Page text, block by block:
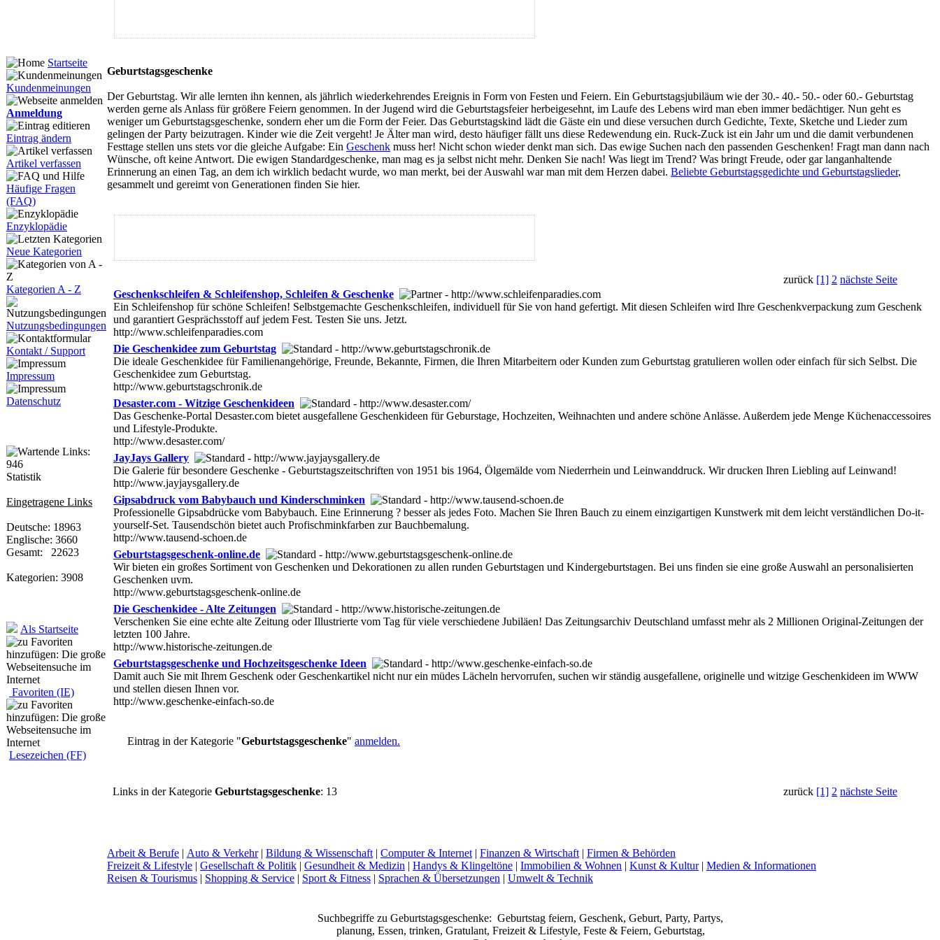
Startseite
Kundenmeinungen
Anmeldung
Eintrag ändern
Artikel verfassen
Häufige Fragen
(FAQ)
Enzyklopädie
Neue Kategorien
Kategorien A - Z
Nutzungsbedingungen
Kontakt / Support
Impressum
Datenschutz
Statistik
Eingetragene Links
Deutsche: 18963
Englische: 3660
Gesamt: 22623
Kategorien: 3908
Als Startseite
Favoriten (IE)
Lesezeichen (FF)
Geburtstagsgeschenke
Der Geburtstag. Wir alle lernten ihn kennen, als jährlich wiederkehrendes Ereignis in Form von Festen und Feiern. Ein Geburtstagsjubiläum wie der 30.- 40.- 50.- oder 60.- Geburtstag
werden gerne als Anlass für größere Feiern genommen. In der Jugend wird die Geburtstagsfeier herbeigesehnt, im Laufe des Lebens wird man eben immer bedächtiger. Nun geht es
weniger um Geburtstagsgeschenke, sondern eher um die Form der Feier. Das Geburtstagskind lädt die Gäste ein und diese versuchen durch Gedichte, Texte, Sketche und Lieder zum
gelingen der Party beizutragen. Kinder wie die Zeit vergeht! Je Älter man wird, desto häufiger fällt uns diese Redewendung ein. Ruck-Zuck ist ein Jahr um und die damit verbundenen
Festtage stellen uns stets vor die gleiche Aufgabe: Ein Geschenk muss her! Nicht schon wieder denkt man sich. Das ewige Suchen nach den passenden Geschenken! Fragt man dann nach
Wünsche, oft keine Antwort. Die ewigen Standardgeschenke, man mag es ja selbst nicht mehr. Denken Sie nach! Was liegt im Trend? Was bringt Freude, oder gar langanhaltende
Erinnerung an einen Tag, an dem ich wirklich bedacht wurde, wo man merkt, bei der Auswahl war man mit dem Herzen dabei. Beliebte Geburtstagsgedichte und Geburtstagslieder,
gesammelt und gereimt von Generationen finden Sie hier.
zurück [1] 2 nächste Seite
Geschenkschleifen & Schleifenshop, Schleifen & Geschenke
Ein Schleifenshop für schöne Schleifen! Selbstgemachte Geschenkschleifen, individuell für Sie von hand gefertigt. Mit diesen Schleifen wird Ihre Geschenkverpackung zum Geschenk
und garantiert Gesprächsstoff auf jedem Fest. Testen Sie uns. Jetzt.
http://www.schleifenparadies.com
Die Geschenkidee zum Geburtstag
Die ideale Geschenkidee für Familienangehörige, Freunde, Bekannte, Firmen, die Ihren Mitarbeitern oder Kunden zum Geburtstag gratulieren wollen oder einfach für sich Selbst. Die
Geschenkidee zum Geburtstag.
http://www.geburtstagschronik.de
Desaster.com - Witzige Geschenkideen
Das Geschenke-Portal Desaster.com bietet ausgefallene Geschenkideen für Geburstage, Hochzeiten, Weihnachten und andere schöne Anlässe. Außerdem jede Menge Küchenaccessoires
und Lifestyle-Produkte.
http://www.desaster.com/
JayJays Gallery
Die Galerie für besondere Geschenke - Geburtstagszeitschriften von 1951 bis 1964, Ölgemälde vom Niederrhein und Leinwanddruck. Wir drucken Ihren Liebling auf Leinwand!
http://www.jayjaysgallery.de
Gipsabdruck vom Babybauch und Kinderschminken
Professionelle Gipsabdrücke vom Babybauch. Eine Erinnerung ? besser als jedes Foto. Machen Sie Ihren Bauch zu einem einzigartigen Kunstwerk mit dem leicht verständlichen Do-it-
yourself-Set. Tausendschön bietet auch Profischminkfarben zur Bauchbemalung.
http://www.tausend-schoen.de
Geburtstagsgeschenk-online.de
Wir bieten ein großes Sortiment von Geschenken und Dekorationen zu allen runden Geburtstagen und Kindergeburtstagen. Bei uns finden sie eine große Auswahl an personalisierten
Geschenken uvm.
http://www.geburtstagsgeschenk-online.de
Die Geschenkidee - Alte Zeitungen
Verschenken Sie eine echte alte Zeitung oder Illustrierte vom Tag für viele verschiedene Jubiläen! Das Zeitungsarchiv Deutschland umfasst mehr als 2 Millionen Original-Zeitungen der
letzten 100 Jahre.
http://www.historische-zeitungen.de
Geburtstagsgeschenke und Hochzeitsgeschenke Ideen
Damit auch Sie mit Ihrem Geschenk oder Geschenkartikel nicht nur ein müdes Lächeln hervorrufen, suchen wir ständig ausgefallene, originelle und witzige Geschenkideen im WWW
und stellen diesen Ihnen vor.
http://www.geschenke-einfach-so.de
Eintrag in der Kategorie "Geburtstagsgeschenke" anmelden.
zurück [1] 2 nächste Seite
Links in der Kategorie Geburtstagsgeschenke: 13
Arbeit & Berufe | Auto & Verkehr| Bildung & Wissenschaft | Computer & Internet | Finanzen & Wirtschaft | Firmen & Behörden
Freizeit & Lifestyle | Gesellschaft & Politik | Gesundheit & Medizin | Handys & Klingeltöne | Immobilien & Wohnen | Kunst & Kultur| Medien & Informationen
Reisen & Tourismus | Shopping & Service | Sport & Fitness | Sprachen & Übersetzungen | Umwelt & Technik
Suchbegriffe zu Geburtstagsgeschenke: Geburtstag feiern, Geschenk, Geburt, Party, Partys,
planung, Essen, trinken, Gratulant, Freizeit & Lifestyle, Feste & Feiern, Geburtstag,